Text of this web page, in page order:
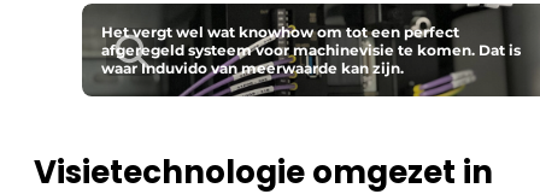
Meest gelezen
Nieuwsbrief
Privacy / Cookie statement
Het vergt wel wat knowhow om tot een perfect
afgeregeld systeem voor machinevisie te komen. Dat is
waar Induvido van meerwaarde kan zijn.
Visietechnologie omgezet in